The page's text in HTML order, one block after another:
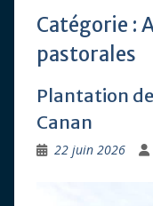
Catégorie :
pastorales
Plantation
Canan
22 juin 2026